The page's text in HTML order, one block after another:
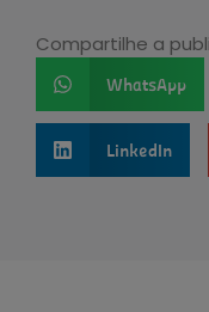
Compartilhe a
WhatsApp
LinkedIn